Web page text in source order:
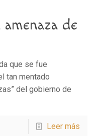
de
que se fue
tan mentado
del gobierno de
Leer más